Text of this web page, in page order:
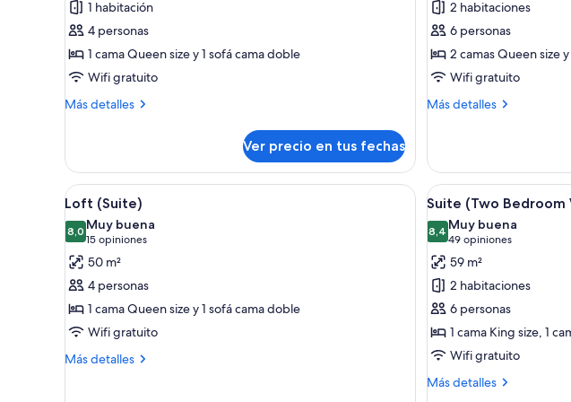
Condominio,
1
habitación
(with
Kitchen)
1 habitación
4 personas
1 cama Queen size y 1 sofá cama doble
Wifi gratuito
Más detalles
Más
1
habitación
(with
Kitchen)
Ver precio en tus fechas
Condominio,
2
habitaciones
(with
Kitchen)
2 habitaciones
6 personas
2 camas Queen size
Wifi gratuito
Más detalles
Más
2
habitaciones
(with
Kitchen)
Ver
todas
las
fotos
de
Loft
(Suite)
Una sala de estar acogedora con chimenea, muebles de
8
Loft (Suite)
8,08,0 de 10
Muy buena
15 opiniones
(15
opiniones)
50 m²
4 personas
1 cama Queen size y 1 sofá cama doble
Wifi gratuito
Más detalles
Más
Ver
todas
las
fotos
de
Suite
(Two
Bedroom
Wolf)
7
Suite (Two Bedroom
8,48,4 de 10
Muy buena
49 opiniones
(49
opiniones)
59 m²
2 habitaciones
6 personas
1 cama King size, 1
Wifi gratuito
Más detalles
Más